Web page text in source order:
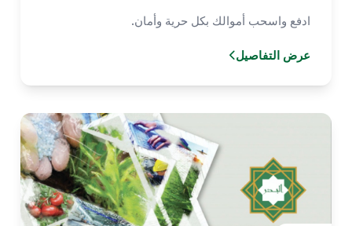
ادفع واسحب أموالك بكل حرية وأمان.
عرض التفاصيل